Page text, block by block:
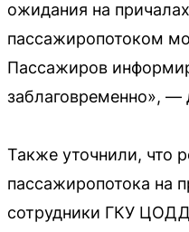
ожидания на
пассажиропотоком
Пассажиров
заблаговременно», —
Также уточнили, что
пассажиропотока на
сотрудники ГКУ